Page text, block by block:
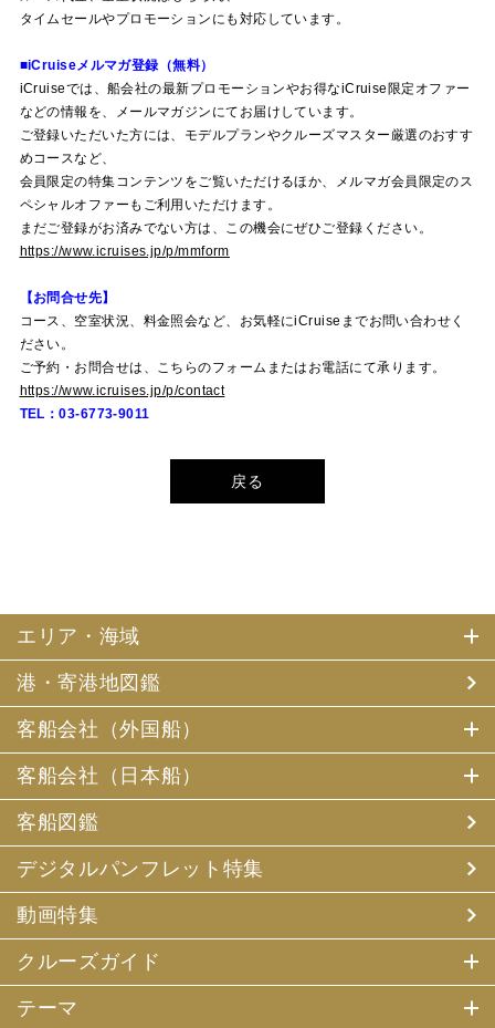
タイムセールやプロモーションにも対応しています。
■iCruiseメルマガ登録（無料）
iCruiseでは、船会社の最新プロモーションやお得なiCruise 限定オファー
などの情報を、メールマガジンにてお届けしています。
ご登録いただいた方には、モデルプランやクルーズマスター厳選のおすす
めコースなど、
会員限定の特集コンテンツをご覧いただけるほか、メルマガ会員限定のス
ペシャルオファーもご利用いただけます。
まだご登録がお済みでない方は、この機会にぜひご登録ください。
https://www.icruises.jp/p/mmform
【お問合せ先】
コース、空室状況、料金照会など、お気軽にiCruise までお問い合わせく
ださい。
ご予約・お問合せは、こちらのフォームまたはお電話にて承ります。
https://www.icruises.jp/p/contact
TEL：03-6773-9011
戻る
エリア・海域
港・寄港地図鑑
客船会社（外国船）
客船会社（日本船）
客船図鑑
デジタルパンフレット特集
動画特集
クルーズガイド
テーマ